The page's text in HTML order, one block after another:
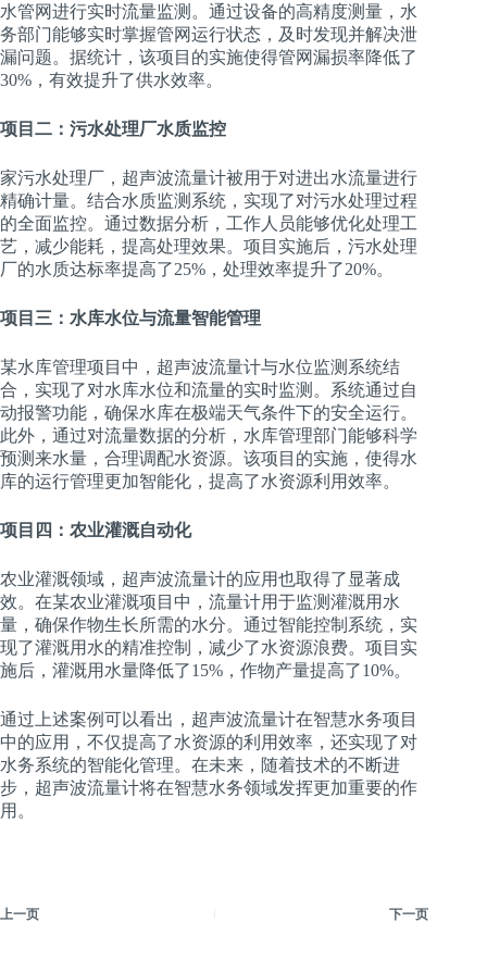
水管网进行实时流量监测。通过设备的高精度测量，水
务部门能够实时掌握管网运行状态，及时发现并解决泄
漏问题。据统计，该项目的实施使得管网漏损率降低了
30%，有效提升了供水效率。
项目二：污水处理厂水质监控
家污水处理厂，超声波流量计被用于对进出水流量进行
精确计量。结合水质监测系统，实现了对污水处理过程
的全面监控。通过数据分析，工作人员能够优化处理工
艺，减少能耗，提高处理效果。项目实施后，污水处理
厂的水质达标率提高了25%，处理效率提升了20%。
项目三：水库水位与流量智能管理
某水库管理项目中，超声波流量计与水位监测系统结
合，实现了对水库水位和流量的实时监测。系统通过自
动报警功能，确保水库在极端天气条件下的安全运行。
此外，通过对流量数据的分析，水库管理部门能够科学
预测来水量，合理调配水资源。该项目的实施，使得水
库的运行管理更加智能化，提高了水资源利用效率。
项目四：农业灌溉自动化
农业灌溉领域，超声波流量计的应用也取得了显著成
效。在某农业灌溉项目中，流量计用于监测灌溉用水
量，确保作物生长所需的水分。通过智能控制系统，实
现了灌溉用水的精准控制，减少了水资源浪费。项目实
施后，灌溉用水量降低了15%，作物产量提高了10%。
通过上述案例可以看出，超声波流量计在智慧水务项目
中的应用，不仅提高了水资源的利用效率，还实现了对
水务系统的智能化管理。在未来，随着技术的不断进
步，超声波流量计将在智慧水务领域发挥更加重要的作
用。
上一页 下一页